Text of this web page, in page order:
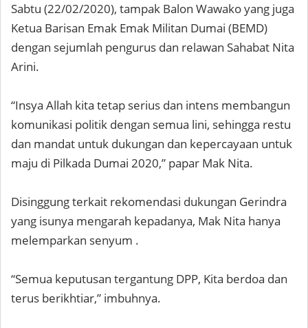
Sabtu (22/02/2020), tampak Balon Wawako yang juga
Ketua Barisan Emak Emak Militan Dumai (BEMD)
dengan sejumlah pengurus dan relawan Sahabat Nita
Arini.
“Insya Allah kita tetap serius dan intens membangun
komunikasi politik dengan semua lini, sehingga restu
dan mandat untuk dukungan dan kepercayaan untuk
maju di Pilkada Dumai 2020,” papar Mak Nita.
Disinggung terkait rekomendasi dukungan Gerindra
yang isunya mengarah kepadanya, Mak Nita hanya
melemparkan senyum .
“Semua keputusan tergantung DPP, Kita berdoa dan
terus berikhtiar,” imbuhnya.